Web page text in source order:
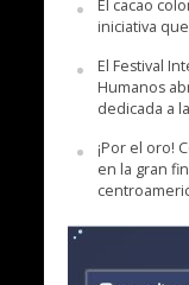
El cacao
iniciativa
El Festival
Humanos
dedicada a
¡Por el oro!
en la gran